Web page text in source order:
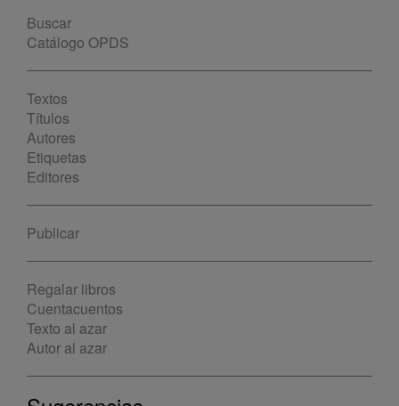
Buscar
Catálogo OPDS
Textos
Títulos
Autores
Etiquetas
Editores
Publicar
Regalar libros
Cuentacuentos
Texto al azar
Autor al azar